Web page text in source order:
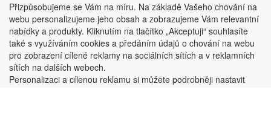
Copyright © ABRA Software a.s. 2018
Přizpůsobujeme se Vám na míru. Na základě Vašeho chování na
webu personalizujeme jeho obsah a zobrazujeme Vám relevantní
nabídky a produkty. Kliknutím na tlačítko „Akceptuji“ souhlasíte
také s využíváním cookies a předáním údajů o chování na webu
pro zobrazení cílené reklamy na sociálních sítích a v reklamních
sítích na dalších webech.
Personalizaci a cílenou reklamu si můžete podrobněji nastavit